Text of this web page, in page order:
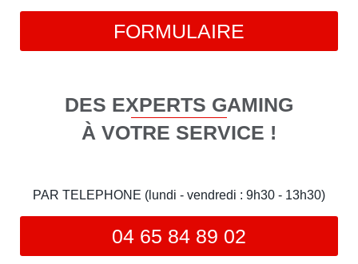
FORMULAIRE
DES EXPERTS GAMING
À VOTRE SERVICE !
PAR TELEPHONE (lundi - vendredi : 9h30 - 13h30)
04 65 84 89 02